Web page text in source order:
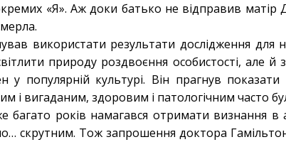
«Я». Аж доки батько не відправив матір
використати результати дослідження для
природу роздвоєння особистості, але й
популярній культурі. Він прагнув показати
і вигаданим, здоровим і патологічним часто
років намагався отримати визнання в
скрутним. Тож запрошення доктора